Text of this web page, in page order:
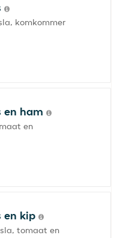
komkommer
en ham
en
en kip
tomaat en